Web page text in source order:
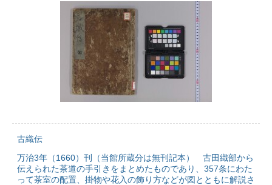
古織伝
万治3年（1660）刊（当館所蔵分は無刊記本） 古田織部から
伝えられた茶道の手引きをまとめたものであり、357条にわた
って茶室の配置、掛物や花入の飾り方などが図とともに解説さ